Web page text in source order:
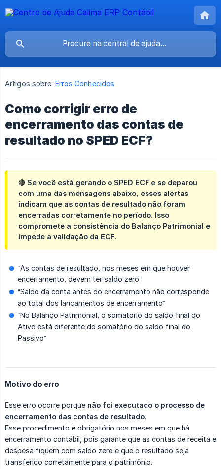
Artigos sobre: Erros Conhecidos
Como corrigir erro de
encerramento das contas de
resultado no SPED ECF?
🔴 Se você está gerando o SPED ECF e se deparou
com uma das mensagens abaixo, esses alertas
indicam que as contas de resultado não foram
encerradas corretamente no período. Isso
compromete a consistência do Balanço Patrimonial e
impede a validação da ECF.
“As contas de resultado, nos meses em que houver
encerramento, devem ter saldo zero”
“Saldo da conta antes do encerramento não corresponde
ao total dos lançamentos de encerramento”
“No Balanço Patrimonial, o somatório do saldo final do
Ativo está diferente do somatório do saldo final do
Passivo”
Motivo do erro
Esse erro ocorre porque não foi executado o processo de
encerramento das contas de resultado.
Esse procedimento é obrigatório nos meses em que há
encerramento contábil, pois garante que as contas de receita e
despesa fiquem com saldo zero e que o resultado seja
transferido corretamente para o patrimônio.